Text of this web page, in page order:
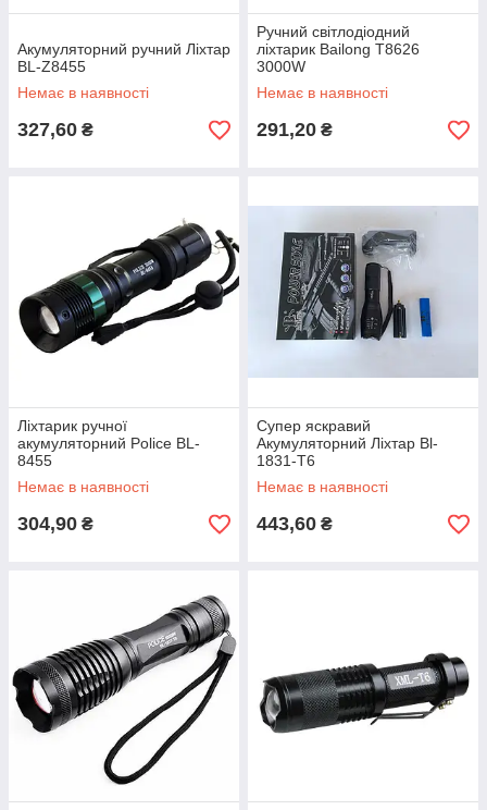
Акумуляторний ручний Ліхтар
BL-Z8455
Немає в наявності
327,60 ₴
Ручний світлодіодний
ліхтарик Bailong T8626
3000W
Немає в наявності
291,20 ₴
Ліхтарик ручної
акумуляторний Police BL-
8455
Немає в наявності
304,90 ₴
Супер яскравий
Акумуляторний Ліхтар Bl-
1831-T6
Немає в наявності
443,60 ₴